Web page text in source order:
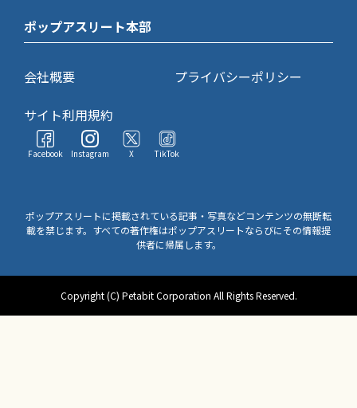
ポップアスリート本部
会社概要
プライバシーポリシー
サイト利用規約
Facebook Instagram X TikTok
ポップアスリートに掲載されている記事・写真などコンテンツの無断転
載を禁じます。すべての著作権はポップアスリートならびにその情報提
供者に帰属します。
Copyright (C) Petabit Corporation All Rights Reserved.